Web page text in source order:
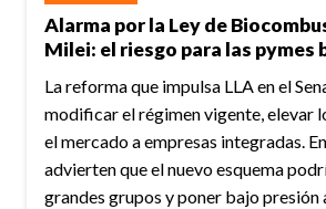
Alarma por la Ley de
Milei: el riesgo para las pymes
La reforma que impulsa LLA en el
modificar el régimen vigente, elevar
el mercado a empresas integradas.
advierten que el nuevo esquema
grandes grupos y poner bajo presión